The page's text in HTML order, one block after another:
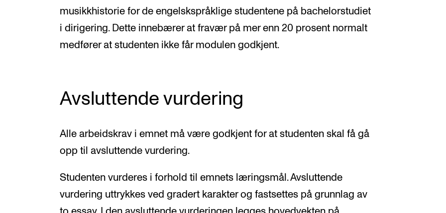
musikkhistorie for de engelskspråklige studentene på bachelorstudiet
i dirigering. Dette innebærer at fravær på mer enn 20 prosent normalt
medfører at studenten ikke får modulen godkjent.
Avsluttende vurdering
Alle arbeidskrav i emnet må være godkjent for at studenten skal få gå
opp til avsluttende vurdering.
Studenten vurderes i forhold til emnets læringsmål. Avsluttende
vurdering uttrykkes ved gradert karakter og fastsettes på grunnlag av